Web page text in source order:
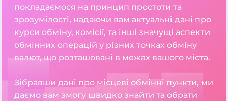
покладаємося на принцип простоти та
зрозумілості, надаючи вам актуальні дані про
курси обміну, комісії, та інші значущі аспекти
обмінних операцій у різних точках обміну
валют, що розташовані в межах вашого міста.
Зібравши дані про місцеві обмінні пункти, ми
даємо вам змогу швидко знайти та обрати